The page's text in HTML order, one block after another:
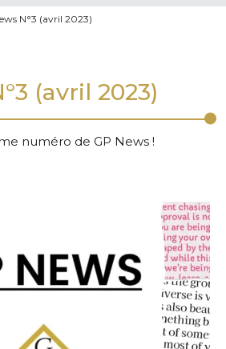
N°3 (avril 2023)
(avril 2023)
numéro de GP News !